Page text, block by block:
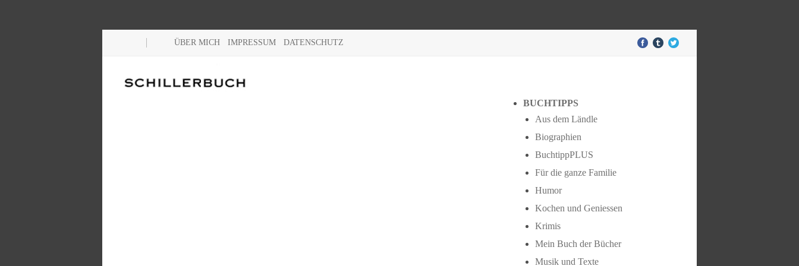
ÜBER MICH IMPRESSUM DATENSCHUTZ
BUCHTIPPS
Aus dem Ländle
Biographien
BuchtippPLUS
Für die ganze Familie
Humor
Kochen und Geniessen
Krimis
Mein Buch der Bücher
Musik und Texte